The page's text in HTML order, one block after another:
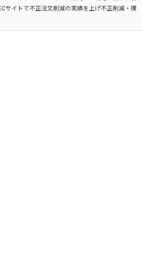
サイトで不正注文削減の実績を上げ不正削減・撲